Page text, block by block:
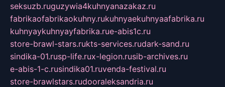
seksuzb.ruguzywia4kuhnyanazakaz.ru
fabrikaofabrikaokuhny.rukuhnyaekuhnyaafabrika.ru
kuhnyaykuhnyayfabrika.rue-abis1c.ru
store-brawl-stars.rukts-services.rudark-sand.ru
sindika-01.rusp-life.rux-legion.rusib-archives.ru
e-abis-1-c.rusindika01.ruvenda-festival.ru
store-brawlstars.rudooraleksandria.ru